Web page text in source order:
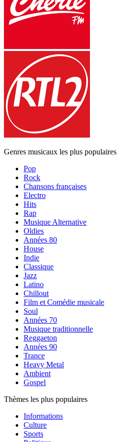
Genres musicaux les plus populaires
Pop
Rock
Chansons françaises
Electro
Hits
Rap
Musique Alternative
Oldies
Années 80
House
Indie
Classique
Jazz
Latino
Chillout
Film et Comédie musicale
Soul
Années 70
Musique traditionnelle
Reggaeton
Années 90
Trance
Heavy Metal
Ambient
Gospel
Thèmes les plus populaires
Informations
Culture
Sports